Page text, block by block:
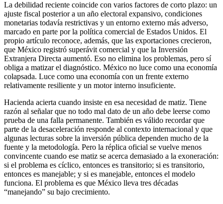
La debilidad reciente coincide con varios factores de corto plazo: un
ajuste fiscal posterior a un año electoral expansivo, condiciones
monetarias todavía restrictivas y un entorno externo más adverso,
marcado en parte por la política comercial de Estados Unidos. El
propio artículo reconoce, además, que las exportaciones crecieron,
que México registró superávit comercial y que la Inversión
Extranjera Directa aumentó. Eso no elimina los problemas, pero sí
obliga a matizar el diagnóstico. México no luce como una economía
colapsada. Luce como una economía con un frente externo
relativamente resiliente y un motor interno insuficiente.
Hacienda acierta cuando insiste en esa necesidad de matiz. Tiene
razón al señalar que no todo mal dato de un año debe leerse como
prueba de una falla permanente. También es válido recordar que
parte de la desaceleración responde al contexto internacional y que
algunas lecturas sobre la inversión pública dependen mucho de la
fuente y la metodología. Pero la réplica oficial se vuelve menos
convincente cuando ese matiz se acerca demasiado a la exoneración:
si el problema es cíclico, entonces es transitorio; si es transitorio,
entonces es manejable; y si es manejable, entonces el modelo
funciona. El problema es que México lleva tres décadas
“manejando” su bajo crecimiento.